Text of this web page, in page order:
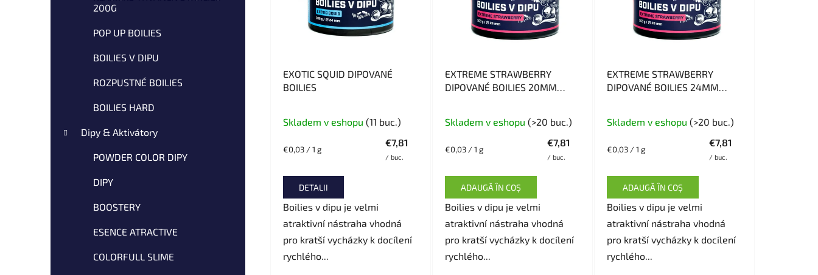
200G
POP UP BOILIES
BOILIES V DIPU
ROZPUSTNÉ BOILIES
BOILIES HARD
Dipy & Aktivátory
POWDER COLOR DIPY
DIPY
BOOSTERY
ESENCE ATRACTIVE
COLORFULL SLIME
EXOTIC SQUID DIPOVANÉ
BOILIES
Skladem v eshopu (11 buc.)
€7,81
/ buc.
Evaluare
€0,03 / 1 g
DETALII
Boilies v dipu je velmi
atraktivní nástraha vhodná
pro kratší vycházky k docílení
rychlého...
EXTREME STRAWBERRY
DIPOVANÉ BOILIES 20MM
Skladem v eshopu (>20 buc.)
€7,81
/ buc.
Evaluare
€0,03 / 1 g
ADAUGĂ ÎN COŞ
Boilies v dipu je velmi
atraktivní nástraha vhodná
pro kratší vycházky k docílení
rychlého...
EXTREME STRAWBERRY
DIPOVANÉ BOILIES 24MM
medie
produsului
este
5,0
din
5
stele.
Skladem v eshopu (>20 buc.)
€7,81
/ buc.
Evaluare
€0,03 / 1 g
ADAUGĂ ÎN COŞ
Boilies v dipu je velmi
atraktivní nástraha vhodná
pro kratší vycházky k docílení
rychlého...